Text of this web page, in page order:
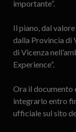
importante”.
Il piano, dal
dalla Provincia di
di Vicenza
Experience”.
Ora il documento
integrarlo entro
ufficiale sul sito